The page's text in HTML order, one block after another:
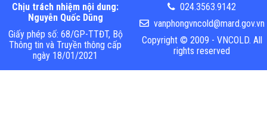
Chịu trách nhiệm nội dung:
Nguyễn Quốc Dũng
Giấy phép số: 68/GP-TTĐT, Bộ
Thông tin và Truyền thông cấp
ngày 18/01/2021
024.3563.9142
vanphongvncold@mard.gov.vn
Copyright © 2009 - VNCOLD. All
rights reserved